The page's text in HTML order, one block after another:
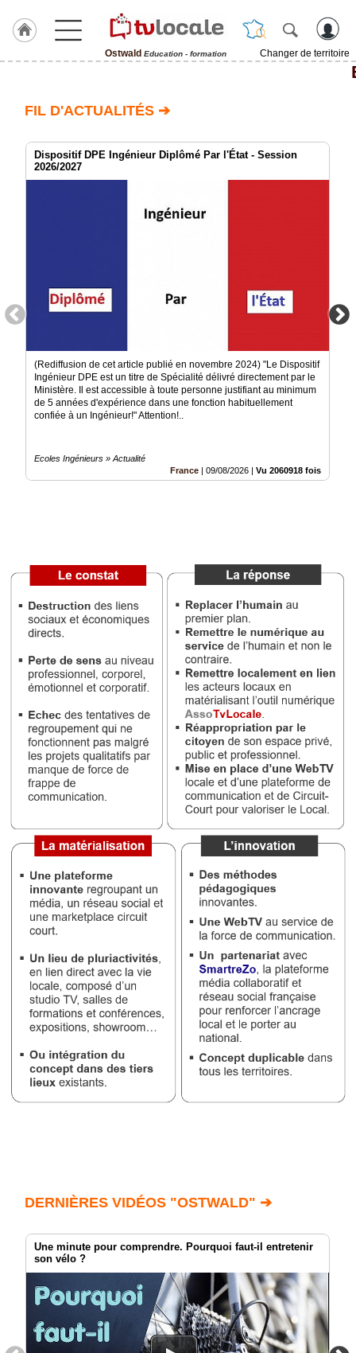
Ostwald Education - formation
Changer de territoire
Ostwald
TvLocale
Gazette
Médias
groupe
Inscription
FIL D'ACTUALITÉS ➔
Dispositif DPE Ingénieur Diplômé Par l'État - Session
2026/2027
(Rediffusion de cet article publié en novembre 2024) "Le Dispositif
Ingénieur DPE est un titre de Spécialité délivré directement par le
Ministère. Il est accessible à toute personne justifiant au minimum
de 5 années d'expérience dans une fonction habituellement
confiée à un Ingénieur!" Attention!..
Ecoles Ingénieurs » Actualité
France
09/08/2026 Vu 2060918 fois
DERNIÈRES VIDÉOS "OSTWALD" ➔
Une minute pour comprendre. Pourquoi faut-il entretenir
son vélo ?